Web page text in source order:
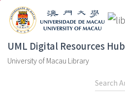
UML Digital Resources Hub
University of Macau Library